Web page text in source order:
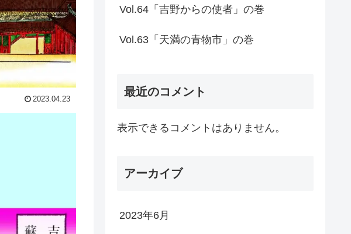
2023.04.23
Vol.64「吉野からの使者」の巻
Vol.63「天満の青物市」の巻
最近のコメント
表示できるコメントはありません。
アーカイブ
2023年6月